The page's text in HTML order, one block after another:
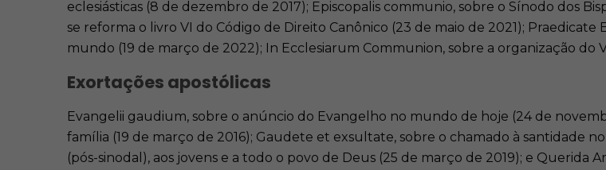
eclesiásticas (8 de dezembro de 2017); Episcopalis communio, sobre o Sínodo dos
se reforma o livro VI do Código de Direito Canônico (23 de maio de 2021);
mundo (19 de março de 2022); In Ecclesiarum Communion, sobre a organização do
Exortações apostólicas
Evangelii gaudium, sobre o anúncio do Evangelho no mundo de hoje (24 de
família (19 de março de 2016); Gaudete et exsultate, sobre o chamado à santidade
(pós-sinodal), aos jovens e a todo o povo de Deus (25 de março de 2019); e Querida